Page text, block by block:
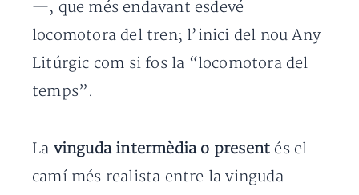
—, que més endavant esdevé
locomotora del tren; l’inici del nou Any
Litúrgic com si fos la “locomotora del
temps”.
La vinguda intermèdia o present és el
camí més realista entre la vinguda